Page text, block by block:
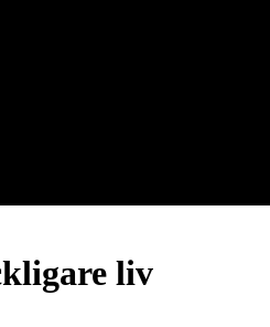
liv